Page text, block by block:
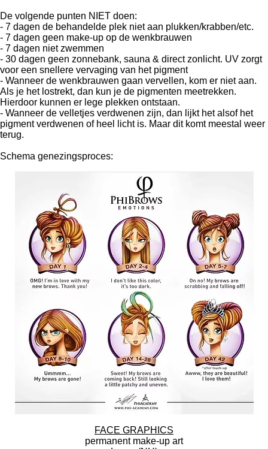
De volgende punten NIET doen:
- 7 dagen de behandelde plek niet aan plukken/krabben/etc.
- 7 dagen geen make-up op de wenkbrauwen
- 7 dagen niet zwemmen
- 30 dagen geen zonnebank, sauna & direct zonlicht. UV zorgt
voor een snellere vervaging van het pigment
- Wanneer de wenkbrauwen gaan vervellen, kom er niet aan.
Als je het lostrekt, dan kun je de pigmenten meetrekken.
Hierdoor kunnen er lege plekken ontstaan.
- Wanneer de velletjes verdwenen zijn, dan lijkt het alsof het
pigment verdwenen of heel licht is. Maar dit komt meestal weer
terug.
Schema genezingsproces:
FACE GRAPHICS
permanent make-up art